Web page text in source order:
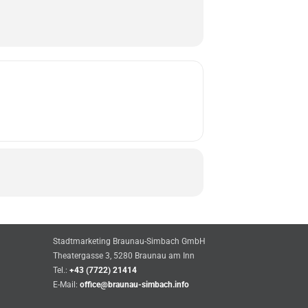
Stadtmarketing Braunau-Simbach GmbH
Theatergasse 3, 5280 Braunau am Inn
Tel.: +43 (7722) 21414
E-Mail: office@braunau-simbach.info